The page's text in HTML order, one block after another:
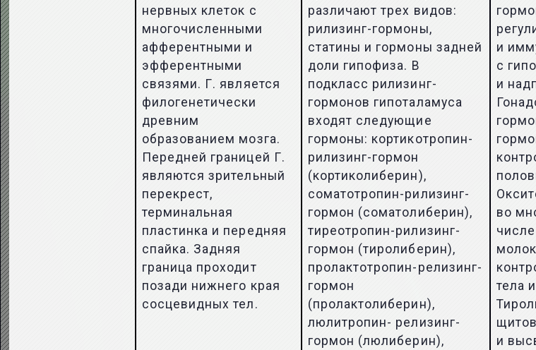
нервных клеток с
многочисленными
афферентными и
эфферентными
связями. Г. является
филогенетически
древним
образованием мозга.
Передней границей Г.
являются зрительный
перекрест,
терминальная
пластинка и передняя
спайка. Задняя
граница проходит
позади нижнего края
сосцевидных тел.
различают трех видов:
рилизинг-гормоны,
статины и гормоны задней
доли гипофиза. В
подкласс рилизинг-
гормонов гипоталамуса
входят следующие
гормоны: кортикотропин-
рилизинг-гормон
(кортиколиберин),
соматотропин-рилизинг-
гормон (соматолиберин),
тиреотропин-рилизинг-
гормон (тиролиберин),
пролактотропин-релизинг-
гормон
(пролактолиберин),
люлитропин- релизинг-
гормон (люлиберин),
и
с
и
во
тела
и